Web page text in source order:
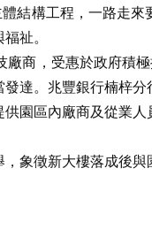
結構工程，一路走來
祉。
商，受惠於政府積
達。兆豐銀行楠梓分
園區內廠商及從業
象徵新大樓落成後與